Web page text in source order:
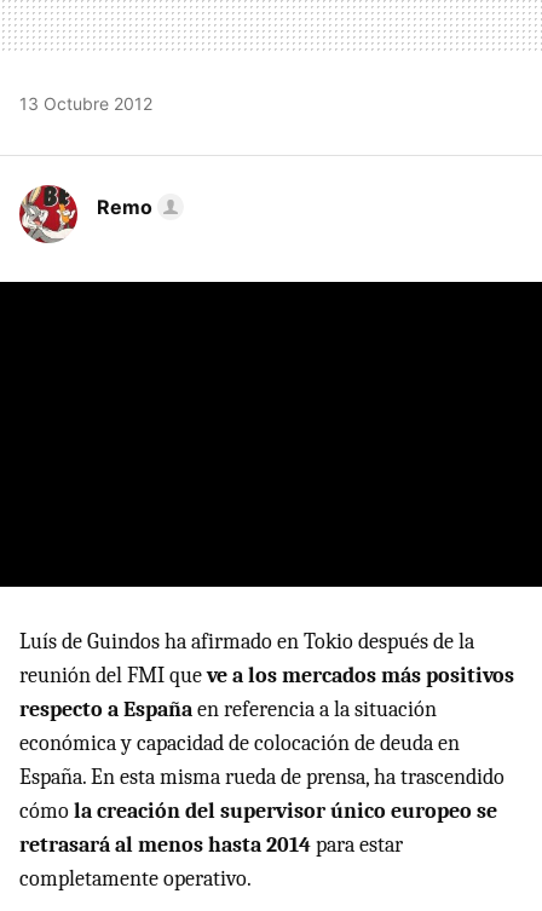
13 Octubre 2012
Remo
Luís de Guindos ha afirmado en Tokio después de la
reunión del FMI queve a los mercados más positivos
respecto a Españaen referencia a la situación
económica y capacidad de colocación de deuda en
España. En esta misma rueda de prensa, ha trascendido
cómola creación del supervisor único europeo se
retrasará al menos hasta 2014para estar
completamente operativo.